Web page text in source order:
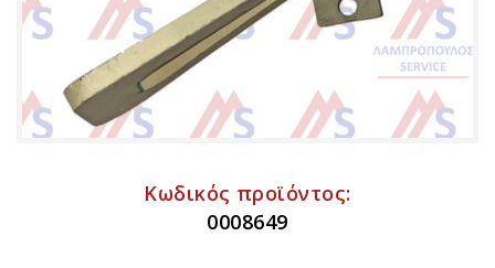
Κωδικός προϊόντος:
0008649